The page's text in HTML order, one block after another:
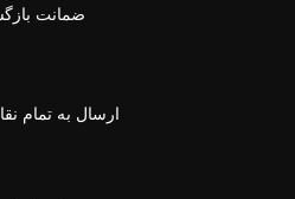
ضمانت
ارسال به تمام